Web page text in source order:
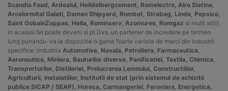
Scandia Food, Ardealul, Heildelbergcement, Romelectro, Alro Slatina,
Arcelormital Galati, Damen Shipyard, Rombat, Strabag, Linde, Pepsico,
Saint GobainZoppas, Hella, Rominserv, Azomures, Romgaz si multi altii),
in acelasi fel poate deveni si pt Dvs. un partener de incredere pe termen
lung punandu-va la dispozitie o gama foarte variata de marci din industrii
specifice: industria Automotive, Navala, Petroliera, Farmaceutica,
Aeronautica, Miniera, Bauturilor diverse, Panificatiei, Textila, Chimica,
Transporturilor, Distileriei, Prelucrarea Lemnului, Constructiilor,
Agriculturii, Instalatiilor, Institutii de stat (prin sistemul de achizitii
publice SICAP / SEAP), Horeca, Carmangeriei, Feroviara, Energetica,